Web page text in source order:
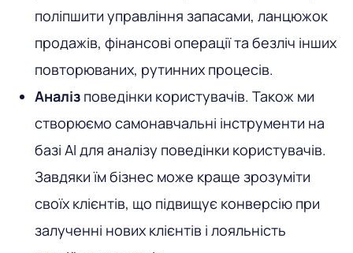
поліпшити управління запасами, ланцюжок
продажів, фінансові операції та безліч інших
повторюваних, рутинних процесів.
Аналіз поведінки користувачів. Також ми
створюємо самонавчальні інструменти на
базі AI для аналізу поведінки користувачів.
Завдяки їм бізнес може краще зрозуміти
своїх клієнтів, що підвищує конверсію при
залученні нових клієнтів і лояльність